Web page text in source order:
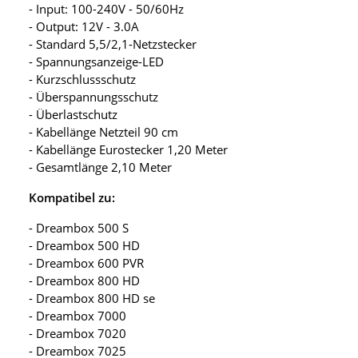
- Input: 100-240V - 50/60Hz
- Output: 12V - 3.0A
- Standard 5,5/2,1-Netzstecker
- Spannungsanzeige-LED
- Kurzschlussschutz
- Überspannungsschutz
- Überlastschutz
- Kabellänge Netzteil 90 cm
- Kabellänge Eurostecker 1,20 Meter
- Gesamtlänge 2,10 Meter
Kompatibel zu:
- Dreambox 500 S
- Dreambox 500 HD
- Dreambox 600 PVR
- Dreambox 800 HD
- Dreambox 800 HD se
- Dreambox 7000
- Dreambox 7020
- Dreambox 7025